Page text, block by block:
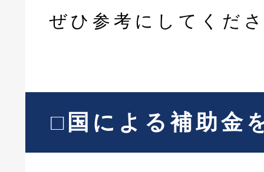
ぜひ参考にしてくだ
□国による補助金